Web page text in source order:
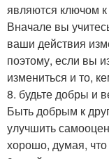
являются ключом
Вначале вы
ваши действия
поэтому, если вы
измениться и то,
8. будьте добры и
Быть добрым к
улучшить
хорошо, думая,